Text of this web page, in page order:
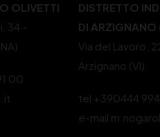
OLIVETTI
34 –
00
DISTRETTO
DI ARZIGNANO
Via del Lavoro,
Arzignano (VI)
tel +390444
e-mail